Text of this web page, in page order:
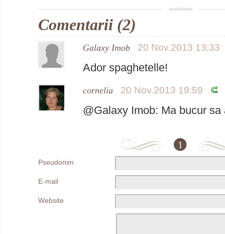
publicitate
Comentarii (2)
Galaxy Imob 20 Nov.2013 13:33
Ador spaghetelle!
cornelia 20 Nov.2013 19:59
@Galaxy Imob: Ma bucur sa
1
Pseudonim
E-mail
Website